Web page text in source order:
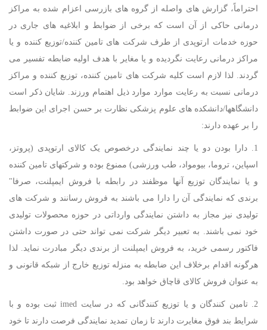
احتراماً، گزارش های واصله از گروه های بازرسی اعزام شده به مراکز
درمانی حاکی از آن است که برخی از ضوابط و ابلاغیه های جاری در
حوزه خدمات ارتوپدی از طرف شرکت های تامین کننده/توزیع کننده و یا
مراکز درمانی رعایت نگردیده و یا مغایر با هدف اولیه ضابطه تفسیر می
گردند. لذا لازم است کلیه شرکت های تامین کننده، توزیع کننده و مراکز
درمانی نسبت به رعایت موارد موارد ذیل اهتمام ورزند. شایان ذکر است
دانشگاهها/دانشکده های علوم پزشکی نظارت بر حسن اجرای این ضوابط
را بر عهده دارند:
1. دارا بودن دو یا چند نمایندگی درخصوص یک کالای ارتوپدی (پروتز،
اسپاین، تروما، بیومواد، طب ورزشی) ممنوع بوده و شرکتهای تامین کننده
و یا نمایندگان توزیع آنها موظفند در رابطه با فروش ایمپلنت، صرفا"
برندی که نمایندگی آن را دارا می باشند به فروش رسانند و شرکت های
تولیدی نیز مجاز به داشتن نمایندگی وارداتی در حوزه محصولات تولیدی
خود نمی باشند. به تعبیر دیگر شرکت نمی تواند حتی در صورت داشتن
فاکتور رسمی خرید، به فروش ایمپلنت از برندی دیگر مبادرت نماید. لذا
هرگونه اقدام برخلاف این ضابطه به منزله توزیع خارج از شبکه قانونی و
به عنوان فروش کالای قاچاق خواهد بود.
2. تامین کنندگان و یا توزیع کنندگانی که در سایت imed ثبت بوده و با
شرایط بند فوق مغایرت دارند تا زمان تمدید نمایندگی فرصت دارند تا خود